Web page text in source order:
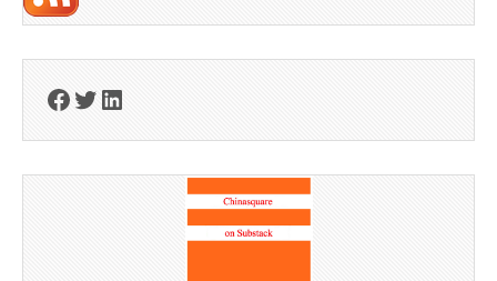
Facebook
Twitter
LinkedIn